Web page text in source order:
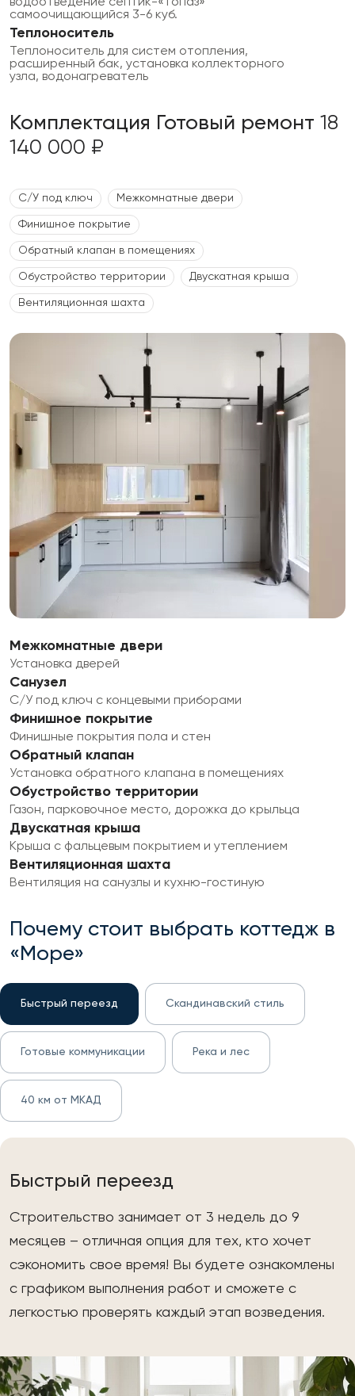
самоочищающийся 3-6 куб.
Теплоноситель
Теплоноситель для систем отопления,
расширенный бак, установка коллекторного
узла, водонагреватель
Комплектация Готовый ремонт 18
140 000 ₽
С/У под ключ Межкомнатные двери
Финишное покрытие
Обратный клапан в помещениях
Обустройство территории Двускатная крыша
Вентиляционная шахта
Межкомнатные двери
Установка дверей
Санузел
С/У под ключ с концевыми приборами
Финишное покрытие
Финишные покрытия пола и стен
Обратный клапан
Установка обратного клапана в помещениях
Обустройство территории
Газон, парковочное место, дорожка до крыльца
Двускатная крыша
Крыша с фальцевым покрытием и утеплением
Вентиляционная шахта
Вентиляция на санузлы и кухню-гостиную
Почему стоит выбрать коттедж в
«Море»
Быстрый переезд Скандинавский стиль
Готовые коммуникации Река и лес
40 км от МКАД
Быстрый переезд
Строительство занимает от 3 недель до 9
месяцев – отличная опция для тех, кто хочет
сэкономить свое время! Вы будете ознакомлены
с графиком выполнения работ и сможете с
легкостью проверять каждый этап возведения.